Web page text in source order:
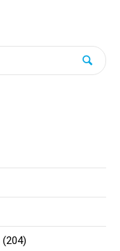
(204)